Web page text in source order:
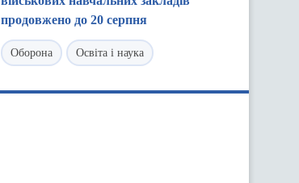
продовжено до 20 серпня
Оборона Освіта і наука